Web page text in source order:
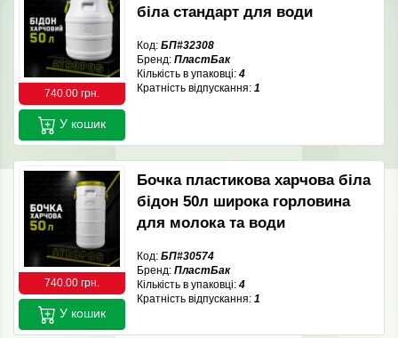
740.00 грн.
біла стандарт для води
Код: БП#32308
Бренд: ПластБак
Кількість в упаковці: 4
Кратність відпускання: 1
У кошик
740.00 грн.
Бочка пластикова харчова біла
бідон 50л широка горловина
для молока та води
Код: БП#30574
Бренд: ПластБак
Кількість в упаковці: 4
Кратність відпускання: 1
У кошик